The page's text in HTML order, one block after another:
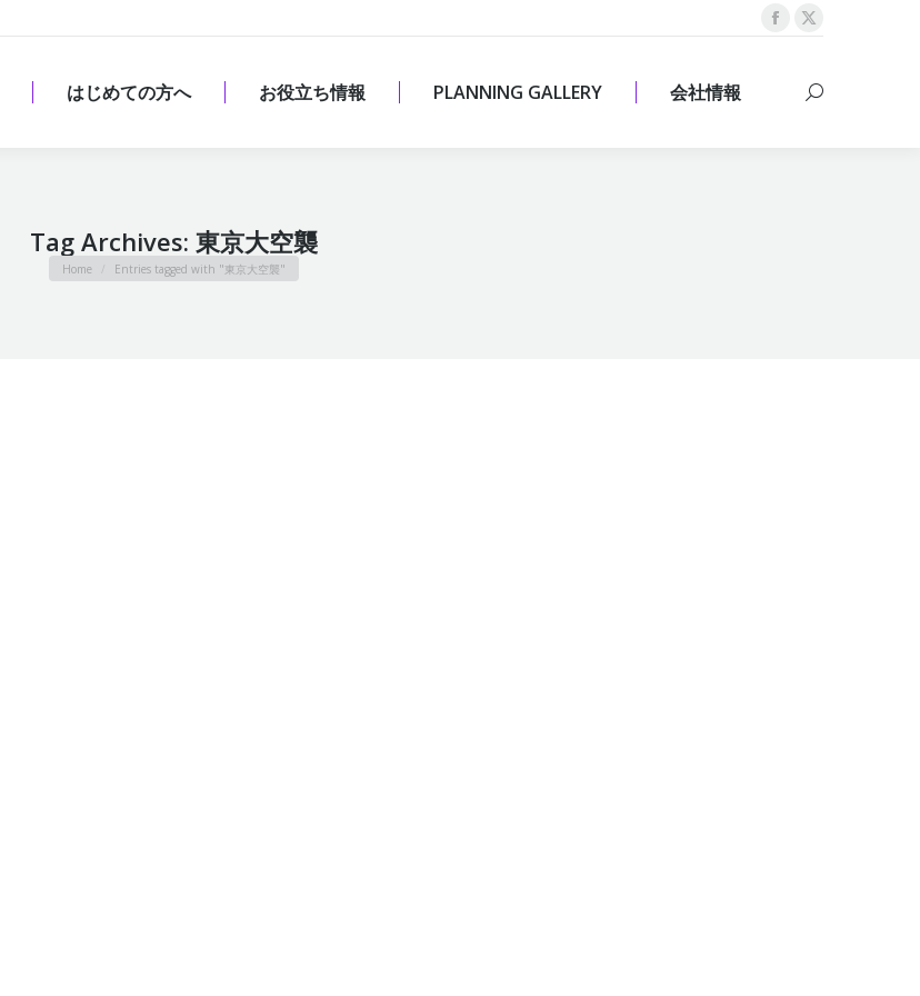
Facebook
opens
X
opens
はじめての方へ お役立ち情報 PLANNING GALLERY 会社情報 Search:
Tag Archives: 東京大空襲
You are here:
Home Entries tagged with "東京大空襲"
はじめての方へ お役立ち情報 PLANNING GALLERY 会社情報 Search: